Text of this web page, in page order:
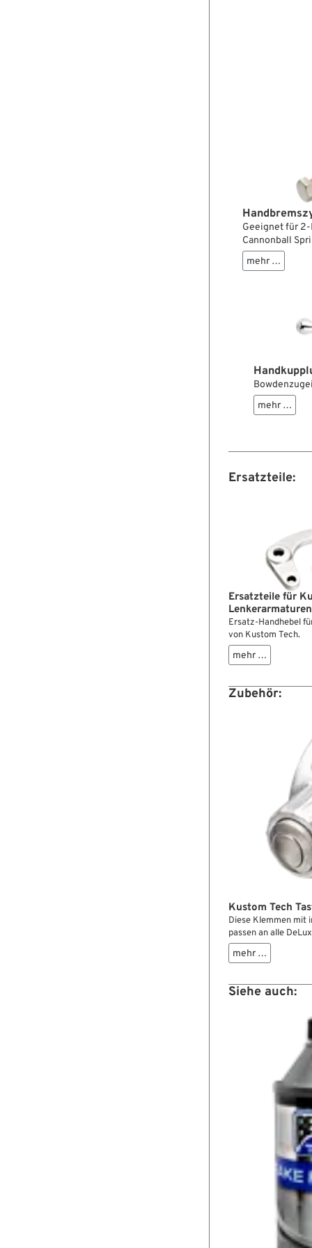
Geeignet für
Cannonball
Classic
moderner
sind
mehr …
mehr …
Ersatzteile:
Ersatzteile für
Lenkerarmaturen
Ersatz-Handhebel
von Kustom Tech.
mehr …
Zubehör:
Kustom Tech
Diese Klemmen mit
passen an alle
Hauptbremszylinder
Brems-/
mehr …
Siehe auch: